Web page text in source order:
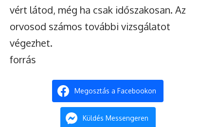
vért látod, még ha csak időszakosan. Az
orvosod számos további vizsgálatot
végezhet.
forrás
Megosztás a Facebookon
Küldés Messengeren